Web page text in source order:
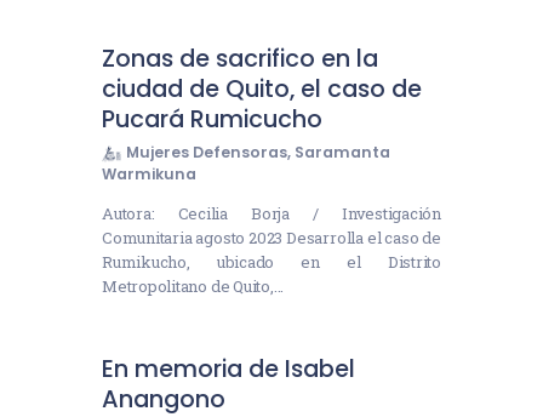
Zonas de sacrifico en la
ciudad de Quito, el caso de
Pucará Rumicucho
Mujeres Defensoras, Saramanta
Warmikuna
Autora: Cecilia Borja / Investigación
Comunitaria agosto 2023 Desarrolla el caso de
Rumikucho, ubicado en el Distrito
Metropolitano de Quito,…
En memoria de Isabel
Anangono